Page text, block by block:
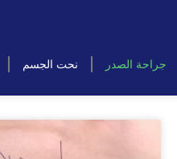
جراحة الصدر نحت الجسم